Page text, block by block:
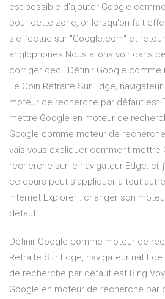
est possible d'ajouter Google
pour cette zone, or lorsqu'on fait
s'effectue sur "Google.com" et
anglophones.Nous allons voir dans
corriger ceci. Définir Google
Le Coin Retraite Sur Edge,
moteur de recherche par défaut est
mettre Google en moteur de
Google comme moteur de
vais vous expliquer comment mettre
recherche sur le navigateur Edge.Ici,
ce cours peut s’appliquer à tout
Internet Explorer : changer son
défaut
Définir Google comme moteur de
Retraite Sur Edge, navigateur natif
de recherche par défaut est
Google en moteur de recherche par